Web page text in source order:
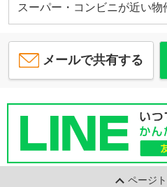
スーパー・コンビニが近い物
メールで共有する
ページ